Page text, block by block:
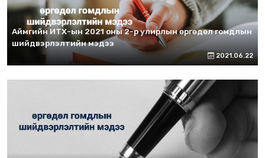
Аймгийн ИТХ-ын 2021 оны 2-р улирлын өргөдөл гомдлын
шийдвэрлэлтийн мэдээ
2021.06.22